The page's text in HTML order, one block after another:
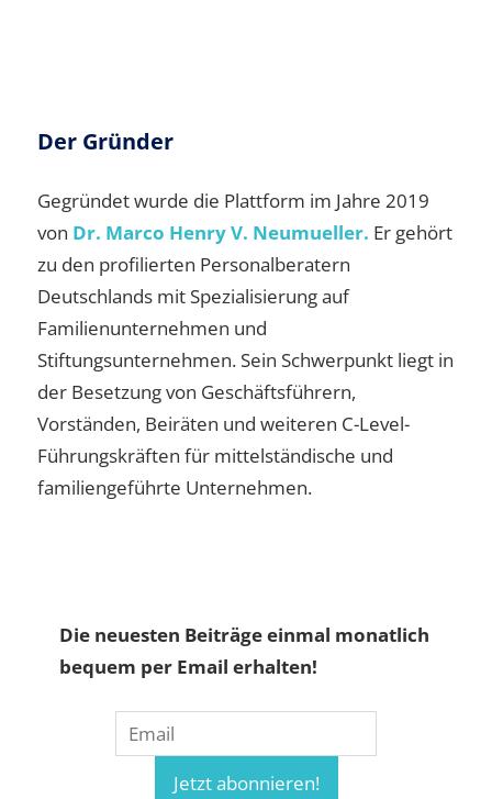
Der Gründer
Gegründet wurde die Plattform im Jahre 2019
von Dr. Marco Henry V. Neumueller. Er gehört
zu den profilierten Personalberatern
Deutschlands mit Spezialisierung auf
Familienunternehmen und
Stiftungsunternehmen. Sein Schwerpunkt liegt in
der Besetzung von Geschäftsführern,
Vorständen, Beiräten und weiteren C-Level-
Führungskräften für mittelständische und
familiengeführte Unternehmen.
Die neuesten Beiträge einmal monatlich
bequem per Email erhalten!